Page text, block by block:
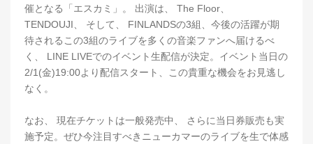
催となる「エスカミ」。 出演は、 The Floor、
TENDOUJI、 そして、 FINLANDSの3組、今後の活躍が期
待されるこの3組のライブを多くの音楽ファンへ届けるべ
く、 LINE LIVEでのイベント生配信が決定。イベント当日の
2/1(金)19:00より配信スタート、この貴重な機会をお見逃し
なく。
なお、 現在チケットは一般発売中、 さらに当日券販売も実
施予定。ぜひ今注目すべきニューカマーのライブを生で体感